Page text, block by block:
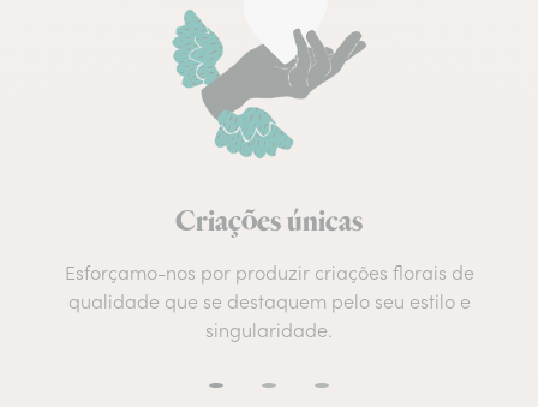
Criações únicas
Esforçamo-nos por produzir criações florais de
qualidade que se destaquem pelo seu estilo e
singularidade.